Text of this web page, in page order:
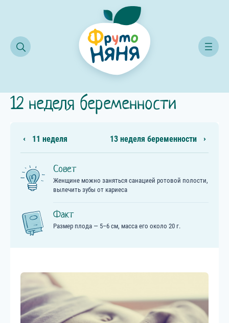
12 неделя беременности
11 неделя 13 неделя беременности
Совет
Женщине можно заняться санацией ротовой полости,
вылечить зубы от кариеса
Факт
Размер плода — 5–6 см, масса его около 20 г.
Содержание Время чтения: ~ 2 мин